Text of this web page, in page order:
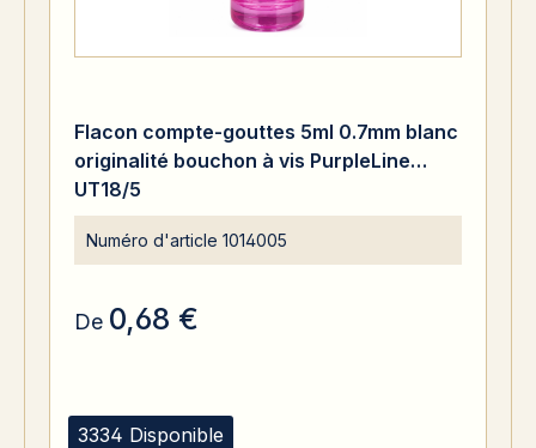
3334 Disponible
Flacon compte-gouttes 5ml 0.7mm blanc
originalité bouchon à vis PurpleLine
UT18/5
Numéro d'article 1014005
De 0,68 €